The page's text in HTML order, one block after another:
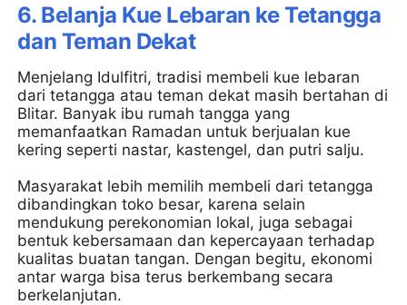
6. Belanja Kue Lebaran ke Tetangga
dan Teman Dekat
Menjelang Idulfitri, tradisi membeli kue lebaran
dari tetangga atau teman dekat masih bertahan di
Blitar. Banyak ibu rumah tangga yang
memanfaatkan Ramadan untuk berjualan kue
kering seperti nastar, kastengel, dan putri salju.
Masyarakat lebih memilih membeli dari tetangga
dibandingkan toko besar, karena selain
mendukung perekonomian lokal, juga sebagai
bentuk kebersamaan dan kepercayaan terhadap
kualitas buatan tangan. Dengan begitu, ekonomi
antar warga bisa terus berkembang secara
berkelanjutan.